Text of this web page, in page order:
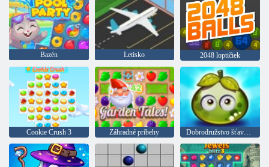
Bazén Letisko 2048 loptičiek
Cookie Crush 3 Záhradné príbehy